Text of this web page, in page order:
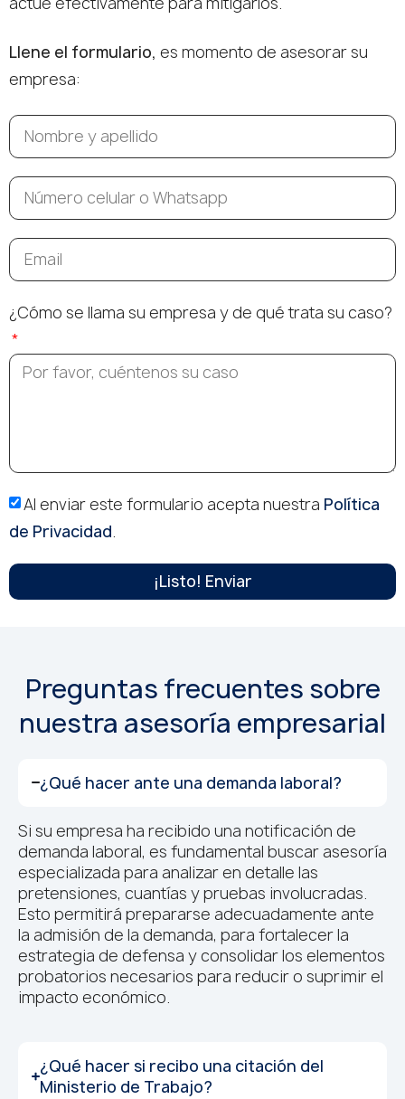
Llene el formulario, es momento de asesorar su
empresa:
¿Cómo se llama su empresa y de qué trata su caso?
Al enviar este formulario acepta nuestra Política
de Privacidad.
¡Listo! Enviar
Preguntas frecuentes sobre
nuestra asesoría empresarial
¿Qué hacer ante una demanda laboral?
Si su empresa ha recibido una notificación de
demanda laboral, es fundamental buscar asesoría
especializada para analizar en detalle las
pretensiones, cuantías y pruebas involucradas.
Esto permitirá prepararse adecuadamente ante
la admisión de la demanda, para fortalecer la
estrategia de defensa y consolidar los elementos
probatorios necesarios para reducir o suprimir el
impacto económico.
¿Qué hacer si recibo una citación del
Ministerio de Trabajo?